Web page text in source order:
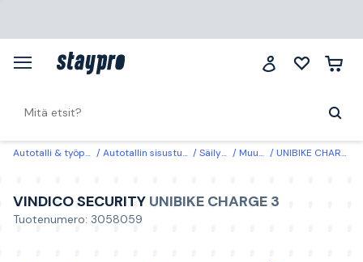
Autotalli & työpaikka Autotallin sisustus & säilytys Säilytyskaapit Muut säilytyskaapit UNIBIKE CHARGE 3 Vindico Security Latauskaappi polkupyörän akulle Avainlukko
VINDICO SECURITY UNIBIKE CHARGE 3
Tuotenumero: 3058059